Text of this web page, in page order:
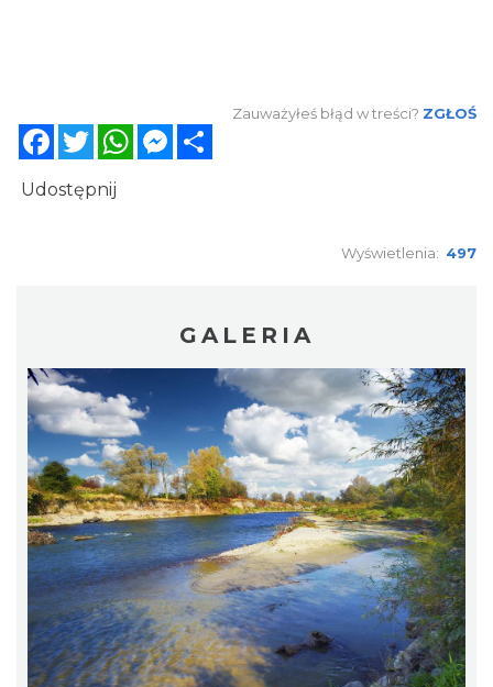
Zauważyłeś błąd w treści? ZGŁOŚ
FacebookTwitterWhatsAppMessenger
Udostępnij
Wyświetlenia: 497
GALERIA